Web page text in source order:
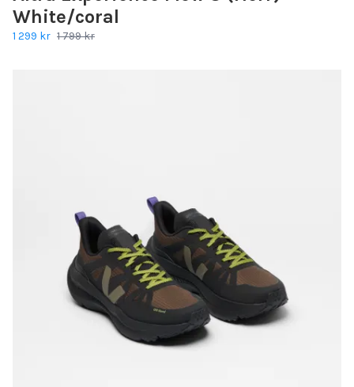
White/coral
1 299 kr 1 799 kr